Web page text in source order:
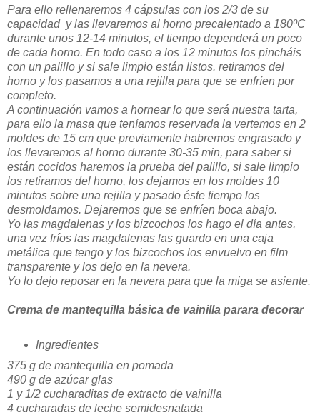
Para ello rellenaremos 4 cápsulas con los 2/3 de su
capacidad y las llevaremos al horno precalentado a 180ºC
durante unos 12-14 minutos, el tiempo dependerá un poco
de cada horno. En todo caso a los 12 minutos los pincháis
con un palillo y si sale limpio están listos. retiramos del
horno y los pasamos a una rejilla para que se enfríen por
completo.
A continuación vamos a hornear lo que será nuestra tarta,
para ello la masa que teníamos reservada la vertemos en 2
moldes de 15 cm que previamente habremos engrasado y
los llevaremos al horno durante 30-35 min, para saber si
están cocidos haremos la prueba del palillo, si sale limpio
los retiramos del horno, los dejamos en los moldes 10
minutos sobre una rejilla y pasado éste tiempo los
desmoldamos. Dejaremos que se enfríen boca abajo.
Yo las magdalenas y los bizcochos los hago el día antes,
una vez fríos las magdalenas las guardo en una caja
metálica que tengo y los bizcochos los envuelvo en film
transparente y los dejo en la nevera.
Yo lo dejo reposar en la nevera para que la miga se asiente.
Crema de mantequilla básica de vainilla parara decorar
Ingredientes
375 g de mantequilla en pomada
490 g de azúcar glas
1 y 1/2 cucharaditas de extracto de vainilla
4 cucharadas de leche semidesnatada